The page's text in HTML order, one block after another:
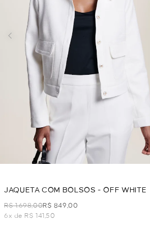
JAQUETA COM BOLSOS - OFF WHITE
R$ 1.698,00R$ 849,00
6x de R$ 141,50